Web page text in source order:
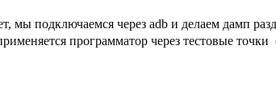
мы подключаемся через adb и делаем дамп
программатор через тестовые